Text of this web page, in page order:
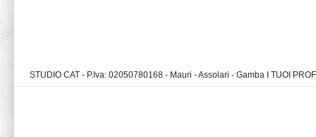
STUDIO CAT - P.Iva: 02050780168 - Mauri - Assolari - Gamba I TUOI